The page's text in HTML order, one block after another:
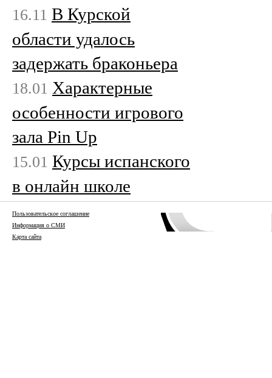
16.11 В Курской
области удалось
задержать браконьера
18.01 Характерные
особенности игрового
зала Pin Up
15.01 Курсы испанского
в онлайн школе
Пользовательское соглашение
Информация о СМИ
Карта сайта